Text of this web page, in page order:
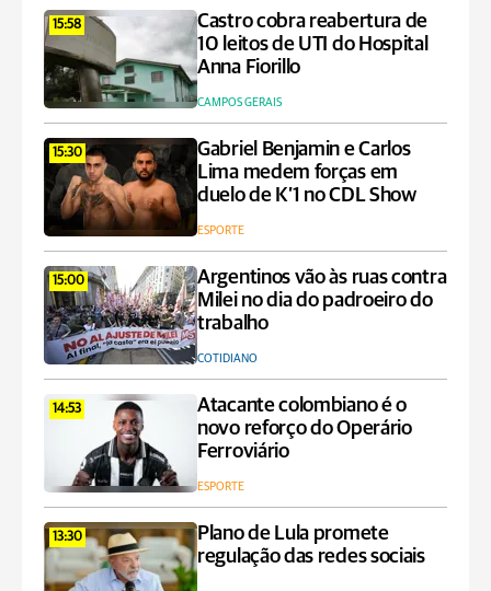
15:58
Castro cobra reabertura de
10 leitos de UTI do Hospital
Anna Fiorillo
CAMPOS GERAIS
15:30
Gabriel Benjamin e Carlos
Lima medem forças em
duelo de K’1 no CDL Show
ESPORTE
15:00
Argentinos vão às ruas contra
Milei no dia do padroeiro do
trabalho
COTIDIANO
14:53
Atacante colombiano é o
novo reforço do Operário
Ferroviário
ESPORTE
13:30
Plano de Lula promete
regulação das redes sociais